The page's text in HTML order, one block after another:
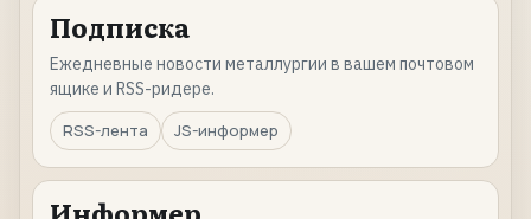
Подписка
Ежедневные новости металлургии в вашем почтовом
ящике и RSS-ридере.
RSS-лента
JS-информер